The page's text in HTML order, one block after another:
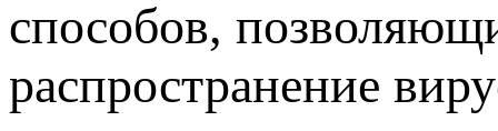
способов,
распространение